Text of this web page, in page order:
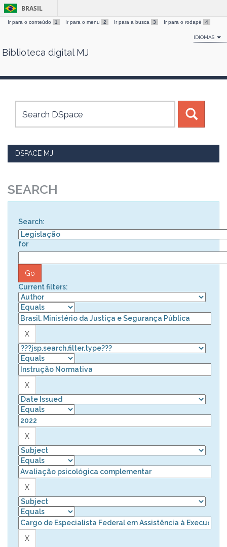
Skip
BRASIL
Ir para o conteúdo 1 Ir para o menu 2 Ir para a busca 3 Ir para o rodapé 4
IDIOMAS
Biblioteca digital MJ
DSPACE MJ
SEARCH
Search:
for
Current filters: